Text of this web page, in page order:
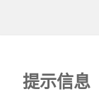
提示信息